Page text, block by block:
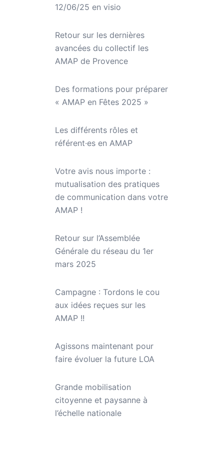
12/06/25 en visio
Retour sur les dernières
avancées du collectif les
AMAP de Provence
Des formations pour préparer
« AMAP en Fêtes 2025 »
Les différents rôles et
référent·es en AMAP
Votre avis nous importe :
mutualisation des pratiques
de communication dans votre
AMAP !
Retour sur l’Assemblée
Générale du réseau du 1er
mars 2025
Campagne : Tordons le cou
aux idées reçues sur les
AMAP !!
Agissons maintenant pour
faire évoluer la future LOA
Grande mobilisation
citoyenne et paysanne à
l’échelle nationale